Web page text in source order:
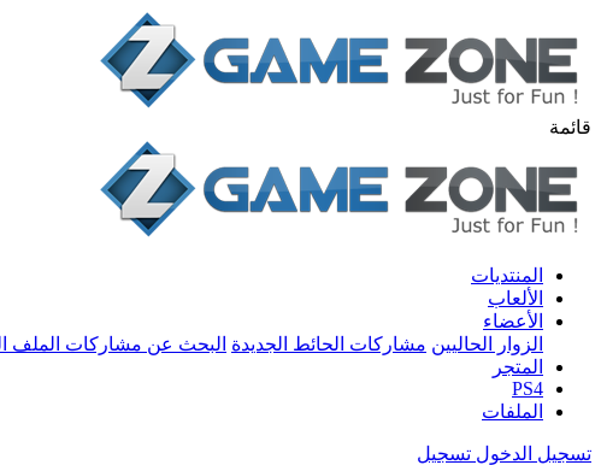
قائمة
المنتديات
الألعاب
الأعضاء
الزوار الحاليين مشاركات الحائط الجديدة البحث عن مشاركات
المتجر
PS4
الملفات
تسجيل الدخول تسجيل